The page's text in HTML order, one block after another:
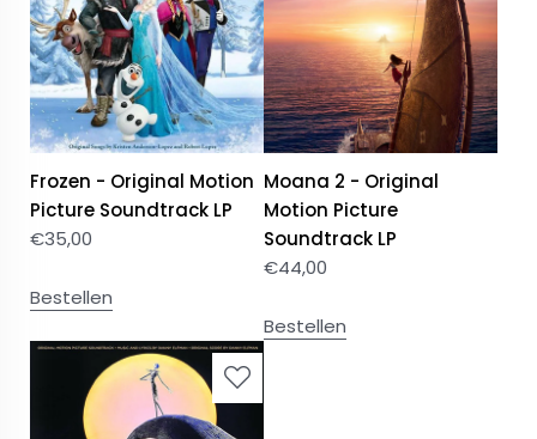
Frozen - Original Motion
Picture Soundtrack LP
€35,00
Bestellen
Moana 2 - Original
Motion Picture
Soundtrack LP
€44,00
Bestellen